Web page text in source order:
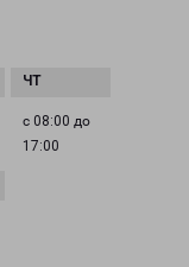
с 08:00 до
17:00